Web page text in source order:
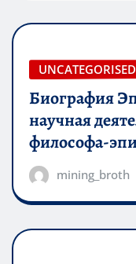
UNCATEGORISED
Биография
научная
философа-
mining_broth